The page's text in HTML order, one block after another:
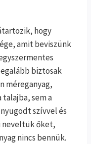
hogy
amit beviszünk
biztosak
méreganyag,
sem a
szívvel és
neveltük őket,
nincs bennük.